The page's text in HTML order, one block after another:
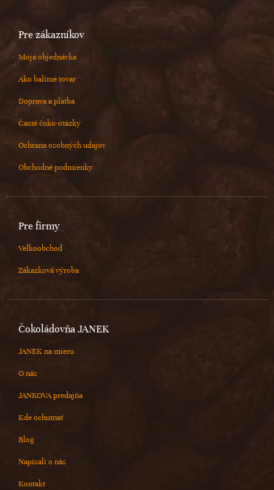
Pre zákazníkov
Moja objednávka
Ako balíme tovar
Doprava a platba
Časté čoko-otázky
Ochrana osobných udajov
Obchodné podmienky
Pre firmy
Veľkoobchod
Zákazková výroba
Čokoládovňa JANEK
JANEK na mieru
O nás
JANKOVA predajňa
Kde ochutnať
Blog
Napísali o nás
Kontakt